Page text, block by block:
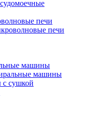
печи
печи
машины
машины
сушкой